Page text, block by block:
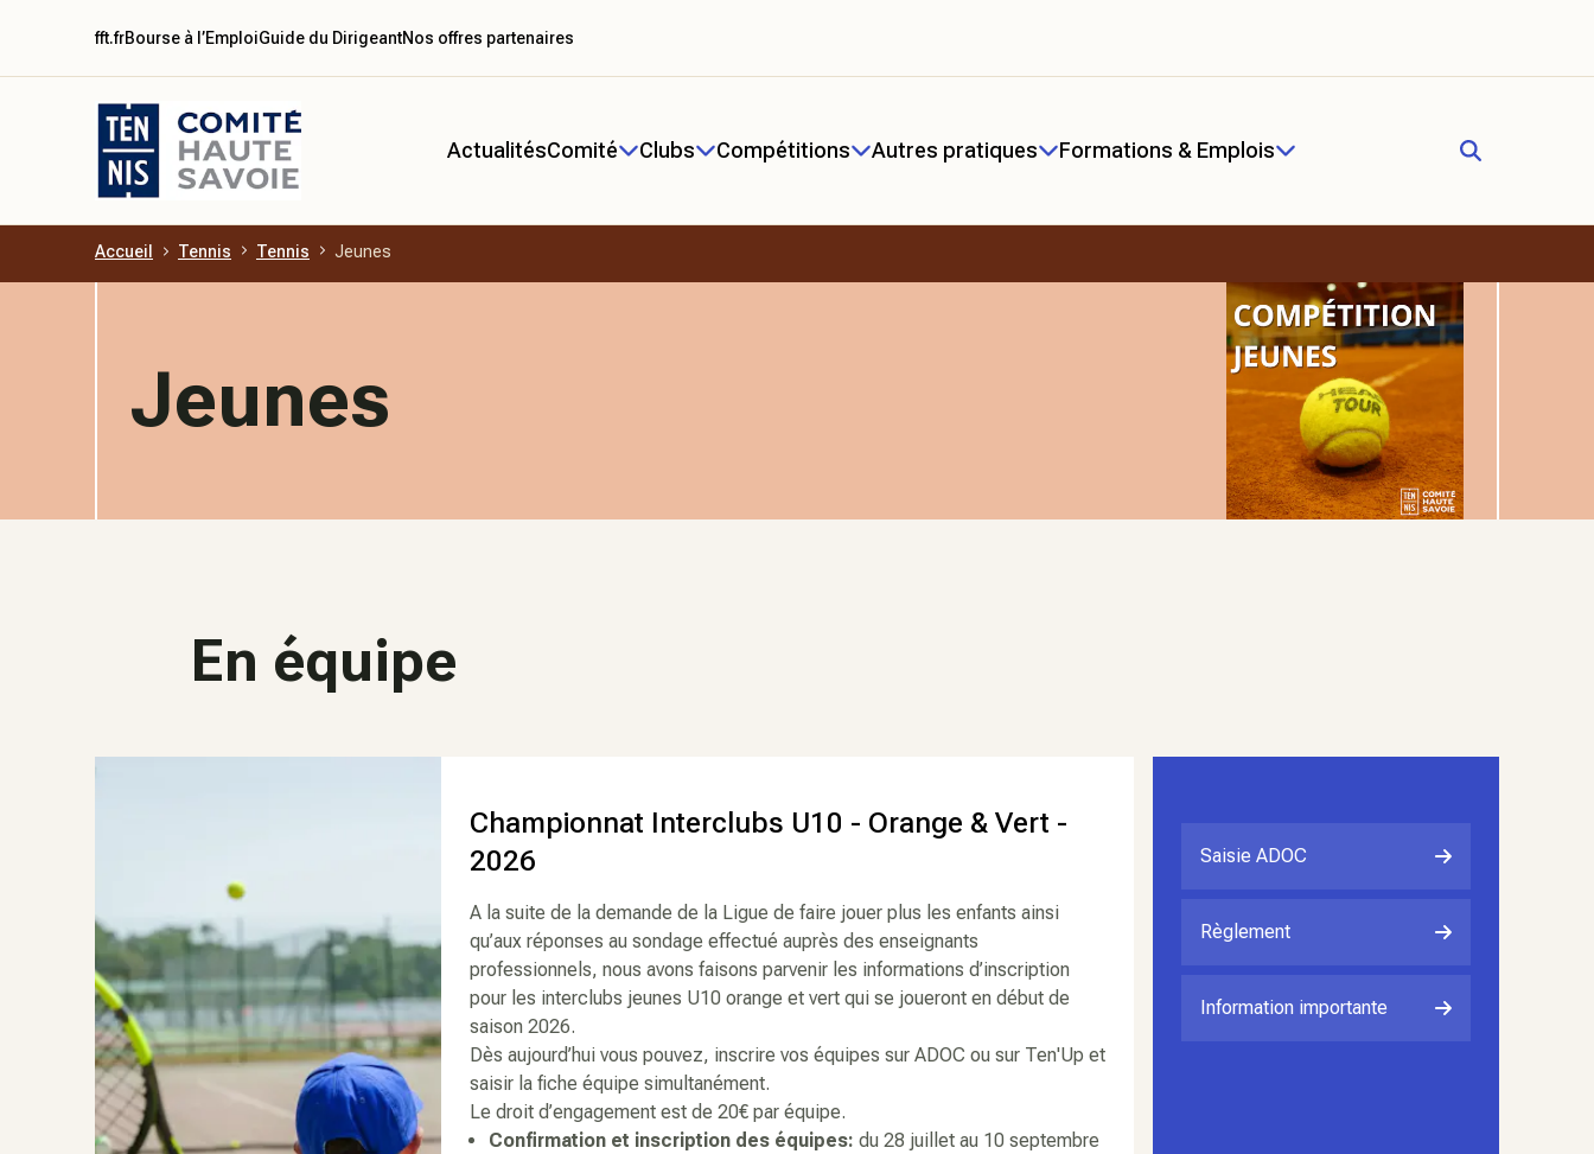
Aller au contenu principal
ActualitésComité Clubs Compétitions Autres pratiques Formations & Emplois
fft.frBourse à l’EmploiGuide du DirigeantNos offres partenaires
Accueil Tennis Tennis Jeunes
Jeunes
En équipe
Championnat Interclubs U10 - Orange & Vert -
2026
A la suite de la demande de la Ligue de faire jouer plus les enfants ainsi
qu’aux réponses au sondage effectué auprès des enseignants
professionnels, nous avons faisons parvenir les informations d’inscription
pour les interclubs jeunes U10 orange et vert qui se joueront en début de
saison 2026.
Dès aujourd’hui vous pouvez, inscrire vos équipes sur ADOC ou sur Ten'Up et
saisir la fiche équipe simultanément.
Le droit d’engagement est de 20€ par équipe.
Confirmation et inscription des équipes: du 28 juillet au 10 septembre
Saisie ADOC
Règlement
Information importante